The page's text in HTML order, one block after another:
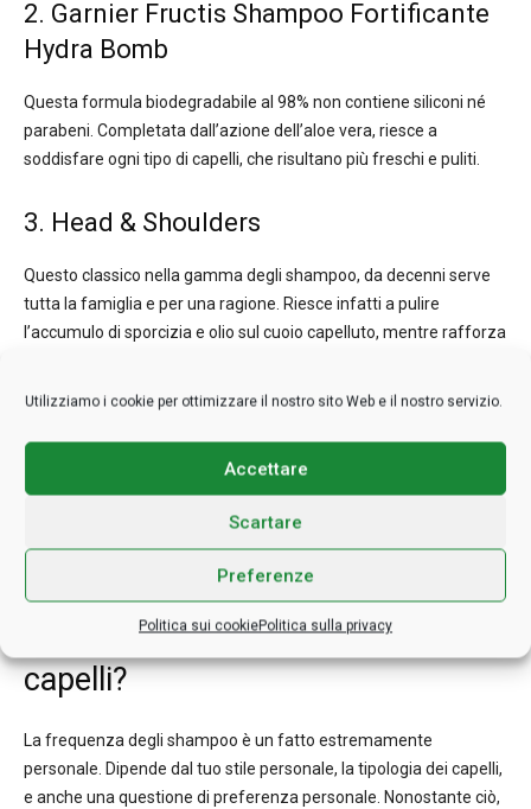
Utilizziamo i cookie per ottimizzare il nostro sito Web e il nostro servizio.
Accettare
Scartare
Preferenze
Politica sui cookiePolitica sulla privacy
2. Garnier Fructis Shampoo Fortificante
Hydra Bomb
Questa formula biodegradabile al 98% non contiene siliconi né
parabeni. Completata dall’azione dell’aloe vera, riesce a
soddisfare ogni tipo di capelli, che risultano più freschi e puliti.
3. Head & Shoulders
Questo classico nella gamma degli shampoo, da decenni serve
tutta la famiglia e per una ragione. Riesce infatti a pulire
l’accumulo di sporcizia e olio sul cuoio capelluto, mentre rafforza
4. Dove Shampoo Idratazione quotidiana
Dove, questo shampoo ha la capacità di ricostruire i capelli
Ogni quanto dovrei lavare i
capelli?
La frequenza degli shampoo è un fatto estremamente
personale. Dipende dal tuo stile personale, la tipologia dei capelli,
e anche una questione di preferenza personale. Nonostante ciò,